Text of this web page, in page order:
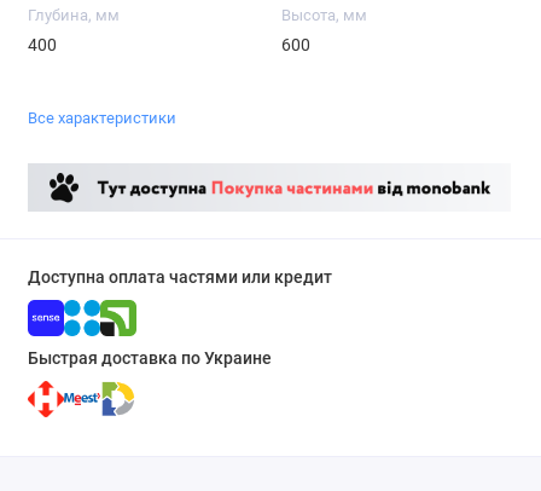
Глубина, мм
400
Высота, мм
600
Все характеристики
Доступна оплата частями или кредит
Быстрая доставка по Украине